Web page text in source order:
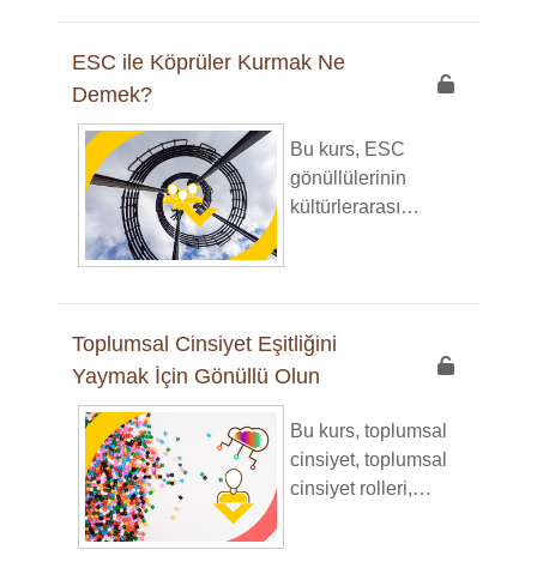
tasarlanmıştır. Bu
yolculukta, çevreye
kalmayıp aynı
zamanda hizmet
ettiğiniz toplulukları
uygulamaları nasıl
geçireceğinizi
keşfedeceksiniz.
ESC ile Köprüler Kurmak Ne
Demek?
Bu kurs, ESC
gönüllülerinin
kültürlerarası
tasarlanmıştır. İlgi
çekici modüller,
ve tartışmalar
aracılığıyla kendi
kimliğinizi, kültürel
Toplumsal Cinsiyet Eşitliğini
Yaymak İçin Gönüllü Olun
Bu kurs, toplumsal
cinsiyet, toplumsal
cinsiyet rolleri,